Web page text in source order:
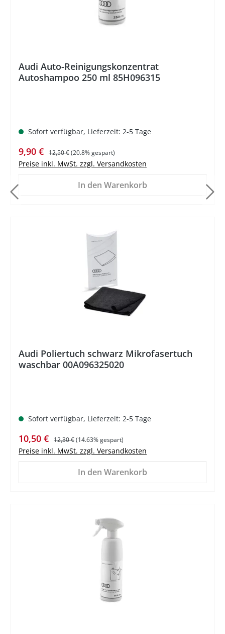
Audi Auto-Reinigungskonzentrat
Autoshampoo 250 ml 85H096315
Sofort verfügbar, Lieferzeit: 2-5 Tage
Verkaufspreis:
9,90 € Regulärer Preis:
12,50 €(20.8% gespart)
Preise inkl. MwSt. zzgl. Versandkosten
In den Warenkorb
Audi Poliertuch schwarz Mikrofasertuch
waschbar 00A096325020
Sofort verfügbar, Lieferzeit: 2-5 Tage
Verkaufspreis:
10,50 € Regulärer Preis:
12,30 €(14.63% gespart)
Preise inkl. MwSt. zzgl. Versandkosten
In den Warenkorb